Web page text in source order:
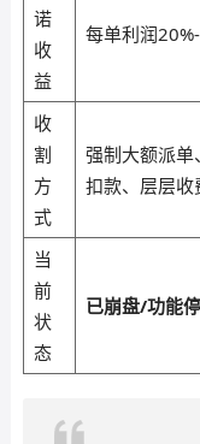
诺
收
益
每单利润
收
割
方
式
强制大额派单
扣款、层层收
当
前
状
态
已崩盘/功能